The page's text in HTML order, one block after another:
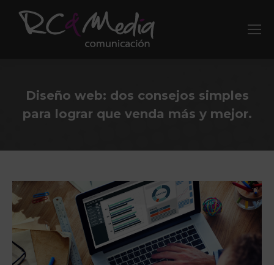
Diseño web: dos consejos simples
para lograr que venda más y mejor.